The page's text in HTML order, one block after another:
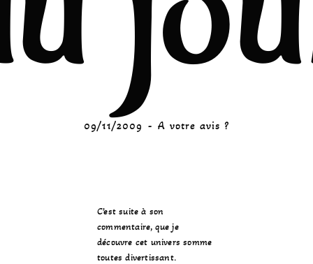
09/11/2009 A votre avis ?
C’est suite à son
commentaire, que je
découvre cet univers somme
toutes divertissant.